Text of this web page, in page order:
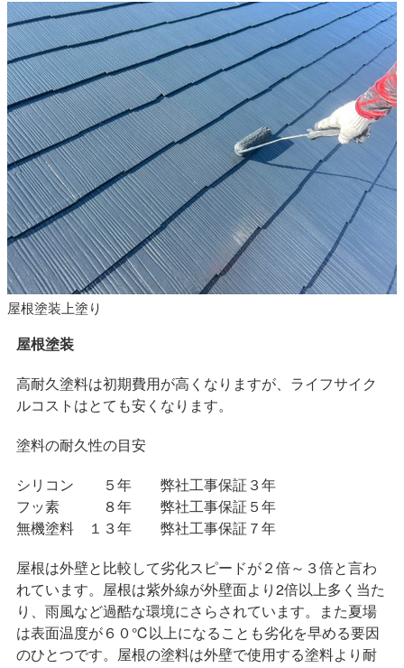
屋根塗装上塗り
屋根塗装
高耐久塗料は初期費用が高くなりますが、ライフサイク
ルコストはとても安くなります。
塗料の耐久性の目安
シリコン ５年 弊社工事保証３年
フッ素 ８年 弊社工事保証５年
無機塗料 １３年 弊社工事保証７年
屋根は外壁と比較して劣化スピードが２倍～３倍と言わ
れています。屋根は紫外線が外壁面より2倍以上多く当た
り、雨風など過酷な環境にさらされています。また夏場
は表面温度が６０℃以上になることも劣化を早める要因
のひとつです。屋根の塗料は外壁で使用する塗料より耐